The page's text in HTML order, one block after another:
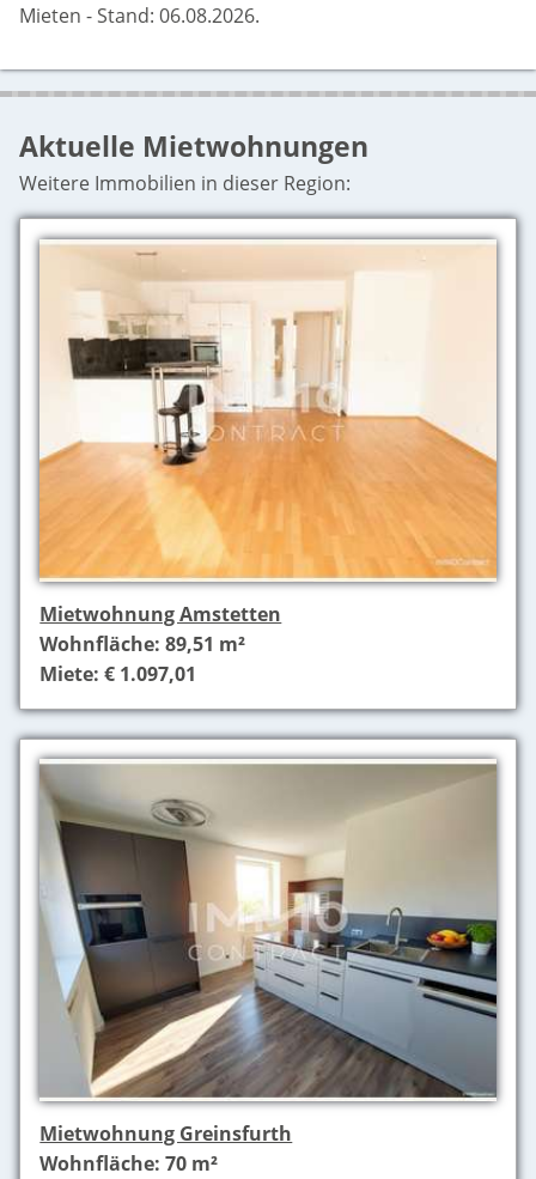
Mieten - Stand: 06.08.2026.
Aktuelle Mietwohnungen
Weitere Immobilien in dieser Region:
Mietwohnung Amstetten
Wohnfläche: 89,51 m²
Miete: € 1.097,01
Mietwohnung Greinsfurth
Wohnfläche: 70 m²